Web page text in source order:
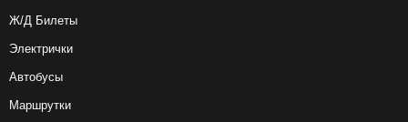
Ж/Д Билеты
Электрички
Автобусы
Маршрутки